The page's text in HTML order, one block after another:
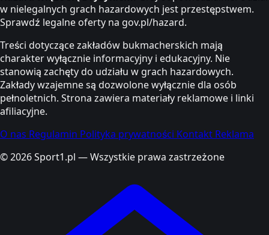
w nielegalnych grach hazardowych jest przestępstwem.
Sprawdź legalne oferty na gov.pl/hazard.
Treści dotyczące zakładów bukmacherskich mają
charakter wyłącznie informacyjny i edukacyjny. Nie
stanowią zachęty do udziału w grach hazardowych.
Zakłady wzajemne są dozwolone wyłącznie dla osób
pełnoletnich. Strona zawiera materiały reklamowe i linki
afiliacyjne.
O nas Regulamin Polityka prywatności Kontakt Reklama
© 2026 Sport1.pl — Wszystkie prawa zastrzeżone